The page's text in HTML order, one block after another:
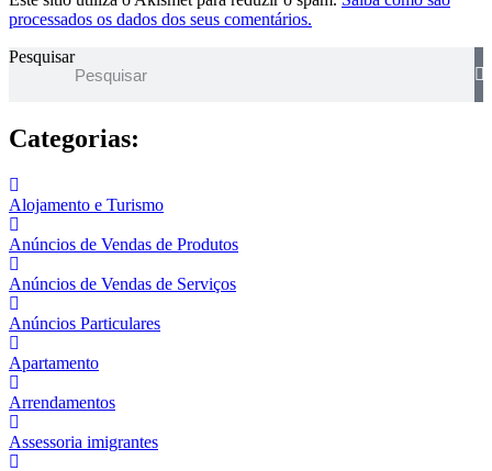
processados os dados dos seus comentários.
Pesquisar
Categorias:
Alojamento e Turismo
Anúncios de Vendas de Produtos
Anúncios de Vendas de Serviços
Anúncios Particulares
Apartamento
Arrendamentos
Assessoria imigrantes